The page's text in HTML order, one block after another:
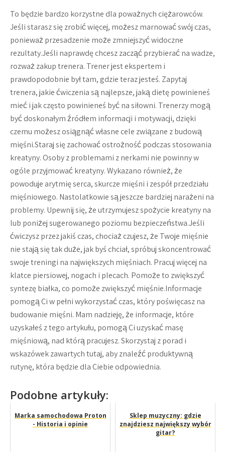
To będzie bardzo korzystne dla poważnych ciężarowców.
Jeśli starasz się zrobić więcej, możesz marnować swój czas,
ponieważ przesadzenie może zmniejszyć widoczne
rezultaty.Jeśli naprawdę chcesz zacząć przybierać na wadze,
rozważ zakup trenera. Trener jest ekspertem i
prawdopodobnie był tam, gdzie teraz jesteś. Zapytaj
trenera, jakie ćwiczenia są najlepsze, jaką dietę powinieneś
mieć i jak często powinieneś być na siłowni. Trenerzy mogą
być doskonałym źródłem informacji i motywacji, dzięki
czemu możesz osiągnąć własne cele związane z budową
mięśni.Staraj się zachować ostrożność podczas stosowania
kreatyny. Osoby z problemami z nerkami nie powinny w
ogóle przyjmować kreatyny. Wykazano również, że
powoduje arytmię serca, skurcze mięśni i zespół przedziału
mięśniowego. Nastolatkowie są jeszcze bardziej narażeni na
problemy. Upewnij się, że utrzymujesz spożycie kreatyny na
lub poniżej sugerowanego poziomu bezpieczeństwa.Jeśli
ćwiczysz przez jakiś czas, chociaż czujesz, że Twoje mięśnie
nie stają się tak duże, jak byś chciał, spróbuj skoncentrować
swoje treningi na największych mięśniach. Pracuj więcej na
klatce piersiowej, nogach i plecach. Pomoże to zwiększyć
syntezę białka, co pomoże zwiększyć mięśnie.Informacje
pomogą Ci w pełni wykorzystać czas, który poświęcasz na
budowanie mięśni. Mam nadzieję, że informacje, które
uzyskałeś z tego artykułu, pomogą Ci uzyskać masę
mięśniową, nad którą pracujesz. Skorzystaj z porad i
wskazówek zawartych tutaj, aby znaleźć produktywną
rutynę, która będzie dla Ciebie odpowiednia.
Podobne artykuły:
Marka samochodowa Proton
- Historia i opinie
Sklep muzyczny: gdzie
znajdziesz największy wybór
gitar?